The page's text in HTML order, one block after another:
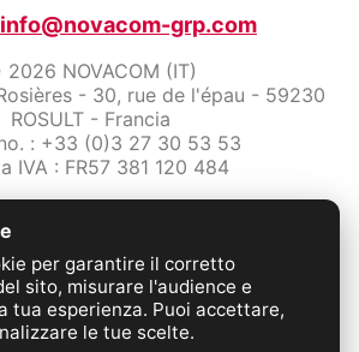
info@novacom-grp.com
NOVACOM (IT)
- 30, rue de l'épau - 59230
ROSULT - Francia
: +33 (0)3 27 30 53 53
IVA : FR57 381 120 484
Protezione dei dati
Generali di Vendita
Contattaci
FABRICATION FRANÇAISE
per garantire il corretto
sito, misurare l'audience e
tua esperienza. Puoi accettare,
le tue scelte.